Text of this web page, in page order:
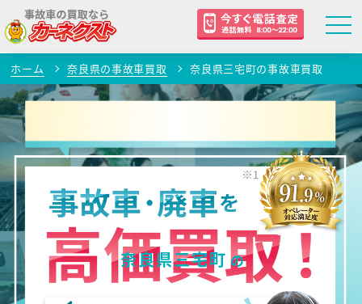
ホーム 奈良県の事故車買取 奈良県三宅町の事故車買取
奈良県三宅町 の